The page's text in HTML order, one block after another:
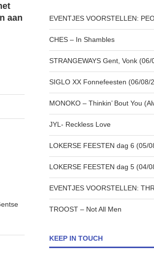
aan
EVENTJES VOORSTELLEN:
CHES – In Shambles
STRANGEWAYS Gent, Vonk (06/
SIGLO XX Fonnefeesten (06/08/
MONOKO – Thinkin’ Bout You
JYL- Reckless Love
LOKERSE FEESTEN dag 6 (05/
LOKERSE FEESTEN dag 5 (04/
EVENTJES VOORSTELLEN:
TROOST – Not All Men
KEEP IN TOUCH